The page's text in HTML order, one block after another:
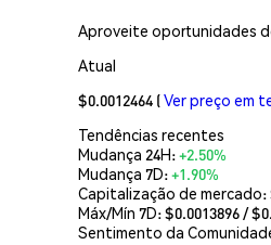
Aproveite oportunidades
Atual
$0.0012464 (Ver preço em
Tendências recentes
Mudança 24H:+2.50%
Mudança 7D:+1.90%
Capitalização de mercado:
Máx/Mín 7D: $0.0013896/ $
Sentimento da